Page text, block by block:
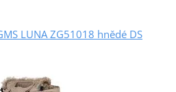
LUNA ZG51018 hnědé DS